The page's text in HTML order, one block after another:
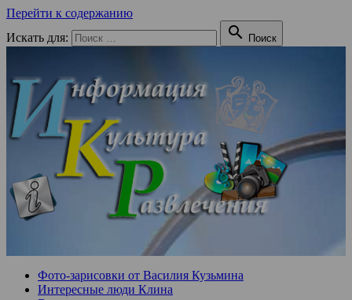
Перейти к содержанию
Искать для:
 Поиск
Фото-зарисовки от Василия Кузьмина
Интересные люди Клина